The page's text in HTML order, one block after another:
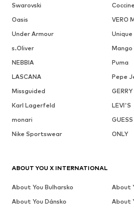
Swarovski
Oasis
VERO
Under Armour
Unique
s.Oliver
Mango
NEBBIA
Puma
LASCANA
Pepe
Missguided
Karl Lagerfeld
LEVI'S
monari
GUESS
Nike Sportswear
ONLY
ABOUT YOU X INTERNATIONAL
About You Bulharsko
About
About You Dánsko
About